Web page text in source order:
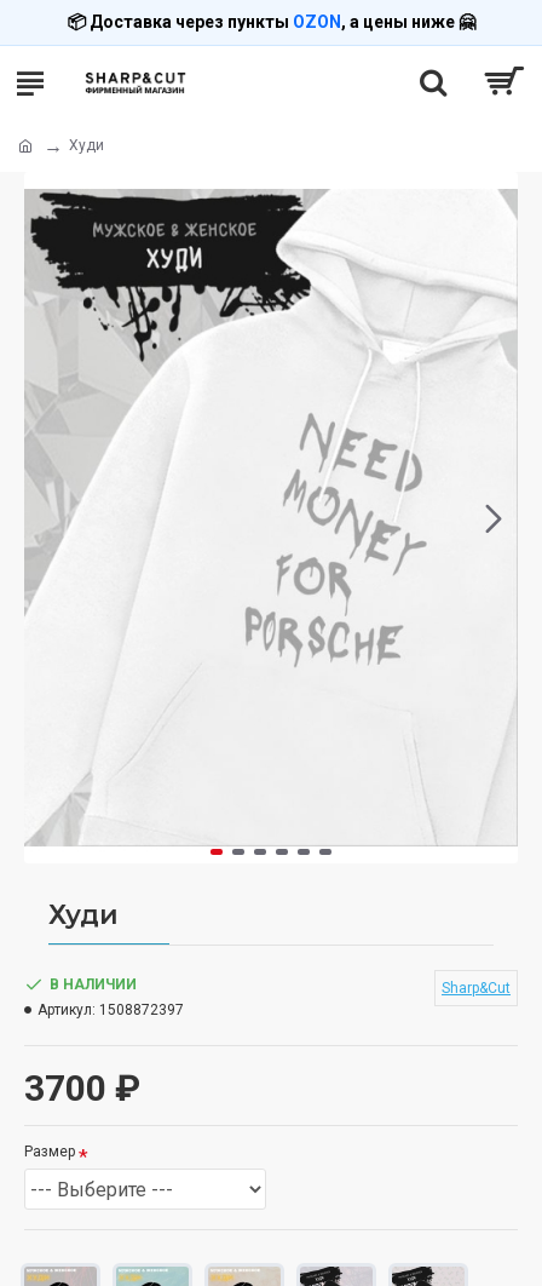
📦 Доставка через пункты OZON , а цены ниже 🤗
Худи
Худи
3700 ₽
В НАЛИЧИИ
Артикул: 1508872397
Sharp&Cut
Размер